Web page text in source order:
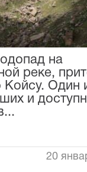
на
реке,
Койсу. Один
и
20